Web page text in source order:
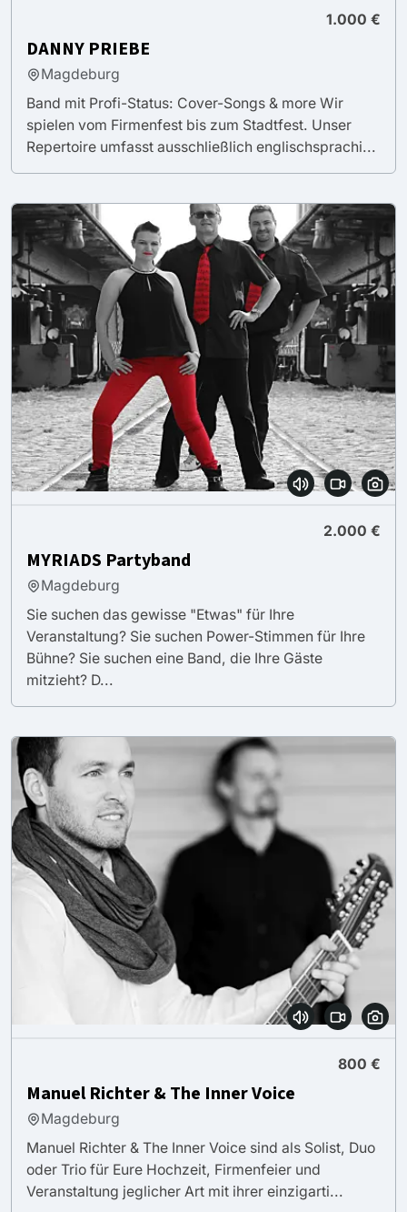
1.000 €
DANNY PRIEBE
Magdeburg
Band mit Profi-Status: Cover-Songs & more Wir
spielen vom Firmenfest bis zum Stadtfest. Unser
Repertoire umfasst ausschließlich englischsprachi...
2.000 €
MYRIADS Partyband
Magdeburg
Sie suchen das gewisse "Etwas" für Ihre
Veranstaltung? Sie suchen Power-Stimmen für Ihre
Bühne? Sie suchen eine Band, die Ihre Gäste
mitzieht? D...
800 €
Manuel Richter & The Inner Voice
Magdeburg
Manuel Richter & The Inner Voice sind als Solist, Duo
oder Trio für Eure Hochzeit, Firmenfeier und
Veranstaltung jeglicher Art mit ihrer einzigarti...